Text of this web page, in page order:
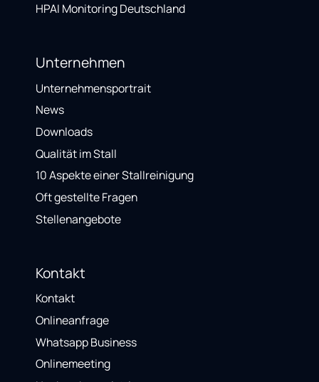
HPAI Monitoring Deutschland
Unternehmen
Unternehmensportrait
News
Downloads
Qualität im Stall
10 Aspekte einer Stallreinigung
Oft gestellte Fragen
Stellenangebote
Kontakt
Kontakt
Onlineanfrage
Whatsapp Business
Onlinemeeting